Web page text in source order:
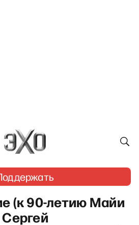
(к 90-летию Майи